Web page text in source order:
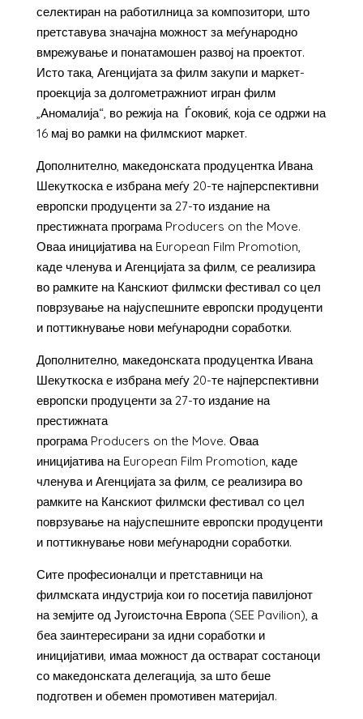
селектиран на работилница за композитори, што
претставува значајна можност за меѓународно
вмрежување и понатамошен развој на проектот.
Исто така, Агенцијата за филм закупи и маркет-
проекција за долгометражниот игран филм
„Аномалија“, во режија на Ѓоковиќ, која се одржи на
16 мај во рамки на филмскиот маркет.
Дополнително, македонската продуцентка Ивана
Шекуткоска е избрана меѓу 20-те најперспективни
европски продуценти за 27-то издание на
престижната програма Producers on the Move.
Оваа иницијатива на European Film Promotion,
каде членува и Агенцијата за филм, се реализира
во рамките на Канскиот филмски фестивал со цел
поврзување на најуспешните европски продуценти
и поттикнување нови меѓународни соработки.
Дополнително, македонската продуцентка Ивана
Шекуткоска е избрана меѓу 20-те најперспективни
европски продуценти за 27-то издание на
престижната
програма Producers on the Move. Оваа
иницијатива на European Film Promotion, каде
членува и Агенцијата за филм, се реализира во
рамките на Канскиот филмски фестивал со цел
поврзување на најуспешните европски продуценти
и поттикнување нови меѓународни соработки.
Сите професионалци и претставници на
филмската индустрија кои го посетија павилјонот
на земјите од Југоисточна Европа (SEE Pavilion), а
беа заинтересирани за идни соработки и
иницијативи, имаа можност да остварат состаноци
со македонската делегација, за што беше
подготвен и обемен промотивен материјал.